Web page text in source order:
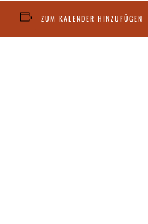
ZUM KALENDER HINZUFÜGEN